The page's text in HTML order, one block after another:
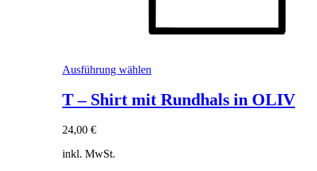
Ausführung wählen
weist
mehrere
T – Shirt mit Rundhals in OLIV
24,00 €
inkl. MwSt.